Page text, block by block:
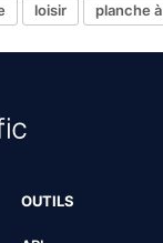
loisir planche
OUTILS